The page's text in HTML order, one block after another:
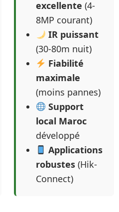
excellente (4-
8MP courant)
IR puissant
(30-80m nuit)
Fiabilité
maximale
(moins pannes)
Support
local Maroc
développé
Applications
robustes(Hik-
Connect)